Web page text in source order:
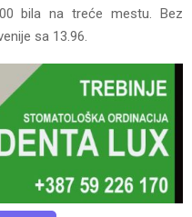
bila na treće mestu. Bez
sa 13.96.